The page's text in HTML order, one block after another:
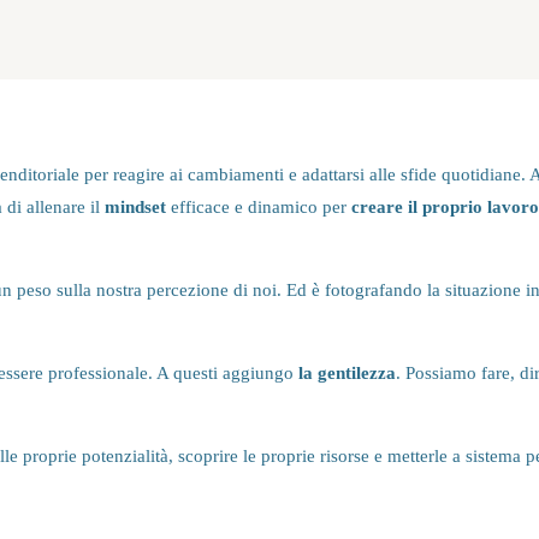
per reagire ai cambiamenti e adattarsi alle sfide
di allenare il mindset efficace e dinamico per creare il proprio
peso sulla nostra percezione di noi. Ed è fotografando la
professionale. A questi aggiungo la gentilezza. Possiamo fare,
proprie potenzialità, scoprire le proprie risorse e metterle a sistema